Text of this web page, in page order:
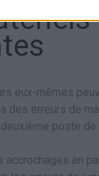
eux-mêmes
des erreurs de
poste de
en